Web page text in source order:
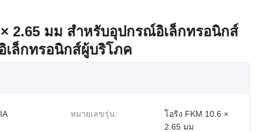
2.65 มม สําหรับอุปกรณ์อิเล็กทรอนิกส์
ล็กทรอนิกส์ผู้บริโภค
หมายเลขรุ่น:
โอริง FKM 10.6 ×
2.65 มม